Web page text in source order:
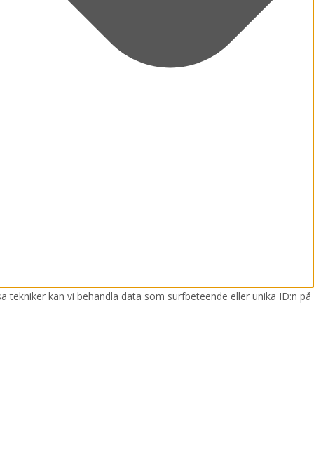
kan vi behandla data som surfbeteende eller unika ID:n på